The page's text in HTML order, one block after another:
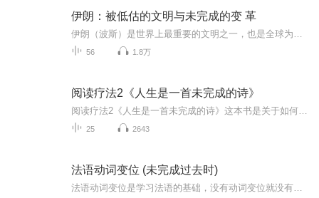
伊朗：被低估的文明与未完成的变 革
56 1.8万
阅读疗法2《人生是一首未完成的诗》
25 2643
法语动词变位 (未完成过去时)